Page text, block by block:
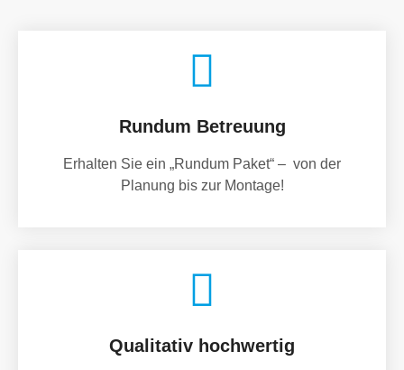
Rundum Betreuung
Erhalten Sie ein „Rundum Paket“ – von der
Planung bis zur Montage!
Qualitativ hochwertig